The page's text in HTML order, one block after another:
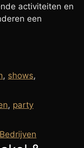
activiteiten en
een
, shows,
, party